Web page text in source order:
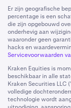
Er zijn geografische
percentage is een
die zijn opgebouwd
onderhevig aan
waaronder geen
hacks en
Servicevoorwaarden
Kraken Equities is
beschikbaar in alle
Kraken Securities LLC
volledige
technologie wordt